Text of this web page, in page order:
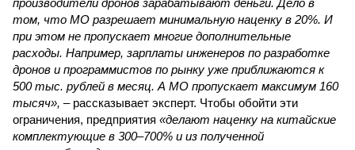
производители дронов зарабатывают деньги. Дело в
том, что МО разрешает минимальную наценку в 20%. И
при этом не пропускает многие дополнительные
расходы. Например, зарплаты инженеров по разработке
дронов и программистов по рынку уже приближаются к
500 тыс. рублей в месяц. А МО пропускает максимум 160
тысяч», – рассказывает эксперт. Чтобы обойти эти
ограничения, предприятия «делают наценку на китайские
комплектующие в 300–700% и из полученной